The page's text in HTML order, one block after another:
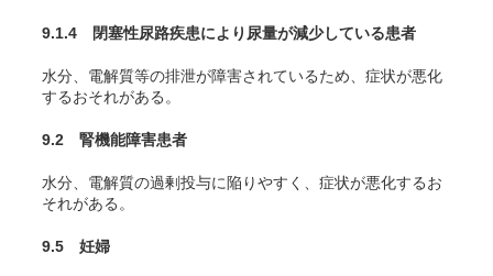
9.1.4 閉塞性尿路疾患により尿量が減少している患者
水分、電解質等の排泄が障害されているため、症状が悪化
するおそれがある。
9.2 腎機能障害患者
水分、電解質の過剰投与に陥りやすく、症状が悪化するお
それがある。
9.5 妊婦